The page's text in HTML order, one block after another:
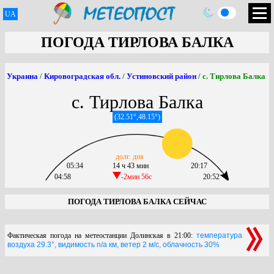
UA
ПОГОДА ТИРЛОВА БАЛКА
Украина / Кировоградская обл. / Устиновский район / с. Тирлова Балка
с. Тирлова Балка
(32.51°,48.15°)
04:58
05:34
14 ч 43 мин
-2мин 56c
долг. дня
20:52
20:17
ПОГОДА ТИРЛОВА БАЛКА СЕЙЧАС
Фактическая погода на метеостанции Долинская в 21:00: температура
воздуха 29.3°, видимость n/a км, ветер 2 м/с, облачность 30%